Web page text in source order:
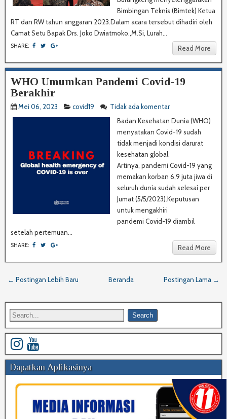
Bimbingan Teknis (Bimtek) Ketua
RT dan RW tahun anggaran 2023.Dalam acara tersebut dihadiri oleh
Camat Setu Bapak Drs. Joko Dwiatmoko.,M.Si, Lurah...
SHARE: Read More
WHO Umumkan Pandemi Covid-19
Berakhir
Mei 06, 2023 covid19
Tidak ada komentar
Badan Kesehatan Dunia (WHO)
menyatakan Covid-19 sudah
tidak menjadi kondisi darurat
kesehatan global.
Artinya, pandemi Covid-19 yang
memakan korban 6,9 juta jiwa di
seluruh dunia sudah selesai per
Jumat (5/5/2023).Keputusan
untuk mengakhiri
pandemi Covid-19 diambil
setelah pertemuan...
SHARE: Read More
← Postingan Lebih Baru Postingan Lama →
Beranda
Dapatkan Aplikasinya